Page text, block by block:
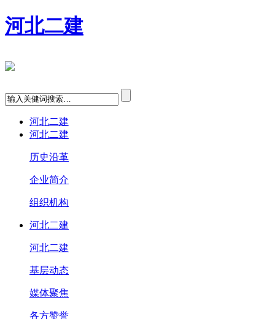
河北二建
河北二建
河北二建
历史沿革
企业简介
组织机构
河北二建
河北二建
基层动态
媒体聚焦
各方赞誉